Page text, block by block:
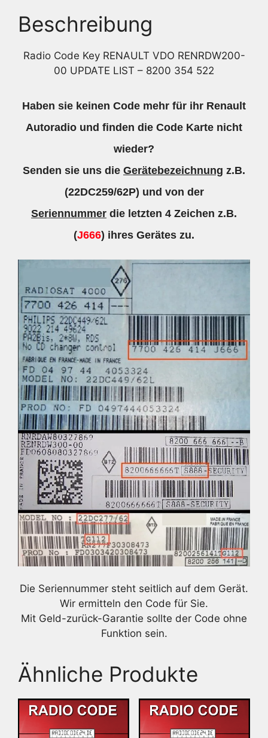
Beschreibung
Radio Code Key RENAULT VDO RENRDW200-
00 UPDATE LIST – 8200 354 522
Haben sie keinen Code mehr für ihr Renault
Autoradio und finden die Code Karte nicht
wieder?
Senden sie uns die Gerätebezeichnung z.B.
(22DC259/62P) und von der
Seriennummer die letzten 4 Zeichen z.B.
(J666) ihres Gerätes zu.
Die Seriennummer steht seitlich auf dem Gerät.
Wir ermitteln den Code für Sie.
Mit Geld-zurück-Garantie sollte der Code ohne
Funktion sein.
Ähnliche Produkte